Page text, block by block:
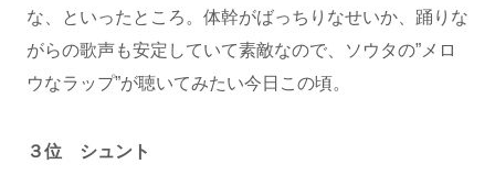
な、といったところ。体幹がばっちりなせいか、踊りな
がらの歌声も安定していて素敵なので、ソウタの”メロ
ウなラップ”が聴いてみたい今日この頃。
３位 シュント